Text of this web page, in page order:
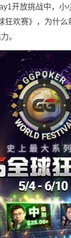
开放挑战中，小
狂欢赛》，为什
。